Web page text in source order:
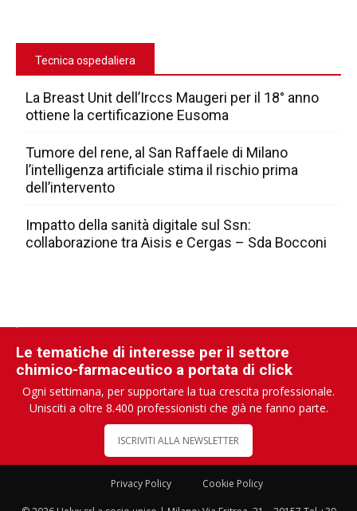
Tecnica ospedaliera
La Breast Unit dell’Irccs Maugeri per il 18° anno
ottiene la certificazione Eusoma
Tumore del rene, al San Raffaele di Milano
l’intelligenza artificiale stima il rischio prima
dell’intervento
Impatto della sanità digitale sul Ssn:
collaborazione tra Aisis e Cergas – Sda Bocconi
Le tematiche di interesse per il settore
chimico-farmaceutico a portata di click
Ogni settimana, per supportare la tua crescita professionale.
Unisciti a oltre 8.400 professionisti che già ne fanno parte.
ISCRIVITI ALLA NEWSLETTER
Privacy Policy Cookie Policy